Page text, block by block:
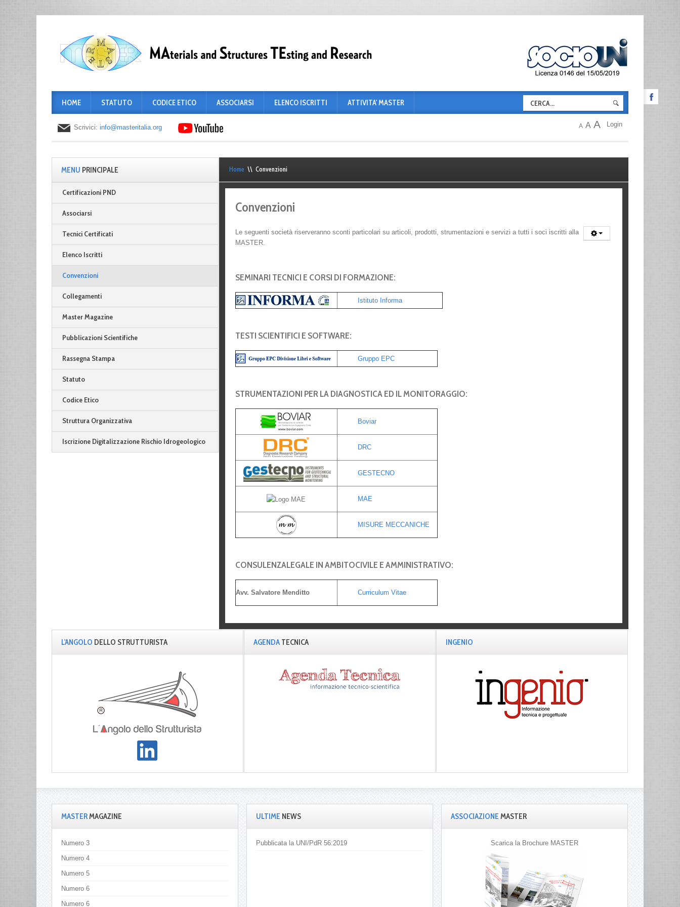
HOME STATUTO CODICE ETICO ASSOCIARSI ELENCO ISCRITTI ATTIVITA' MASTER
Scrivici: info@masteritalia.org Login
A A A
Home \\ Convenzioni
Convenzioni
Le seguenti società riserveranno sconti particolari su articoli, prodotti, strumentazioni e servizi a tutti i soci iscritti alla
MASTER.
SEMINARI TECNICI E CORSI DI FORMAZIONE:
Istituto Informa
TESTI SCIENTIFICI E SOFTWARE:
Gruppo EPC
STRUMENTAZIONI PER LA DIAGNOSTICA ED IL MONITORAGGIO:
Boviar
DRC
GESTECNO
MAE
MISURE MECCANICHE
CONSULENZALEGALE IN AMBITOCIVILE E AMMINISTRATIVO:
Avv. Salvatore Menditto Curriculum Vitae
MENU PRINCIPALE
Certificazioni PND
Associarsi
Tecnici Certificati
Elenco Iscritti
Convenzioni
Collegamenti
Master Magazine
Pubblicazioni Scientifiche
Rassegna Stampa
Statuto
Codice Etico
Struttura Organizzativa
Iscrizione Digitalizzazione Rischio Idrogeologico
L'ANGOLO DELLO STRUTTURISTA AGENDA TECNICA INGENIO
MASTERMAGAZINE
Numero 3
Numero 4
Numero 5
Numero 6
Numero 6
ULTIME NEWS
Pubblicata la UNI/PdR 56:2019
ASSOCIAZIONE MASTER
Scarica la Brochure MASTER